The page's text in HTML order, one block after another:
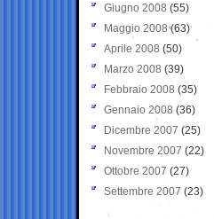
Giugno 2008 (55)
Maggio 2008(63)
Aprile 2008 (50)
Marzo 2008 (39)
Febbraio 2008 (35)
Gennaio 2008 (36)
Dicembre 2007 (25)
Novembre 2007 (22)
Ottobre 2007 (27)
Settembre 2007 (23)